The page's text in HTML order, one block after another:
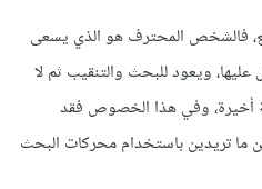
فالشخص المحترف هو الذي يسعى
ويعود للبحث والتنقيب ثم لا
أخيرة، وفي هذا الخصوص فقد
ما تريدين باستخدام محركات البحث